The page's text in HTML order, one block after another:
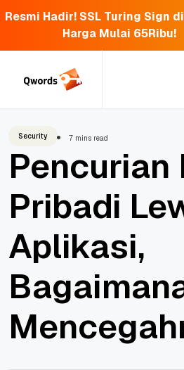
Resmi Hadir! SSL Turing Sign
Harga Mulai 65Ribu!
Security 7 mins read
Pencurian
Pribadi
Aplikasi,